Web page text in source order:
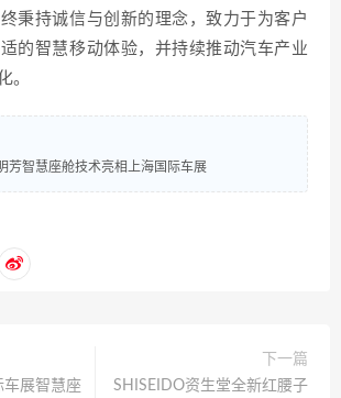
秉持诚信与创新的理念，致力于为客户
的智慧移动体验，并持续推动汽车产业
。
芳智慧座舱技术亮相上海国际车展
展智慧座
下一篇
SHISEIDO资生堂全新红腰子